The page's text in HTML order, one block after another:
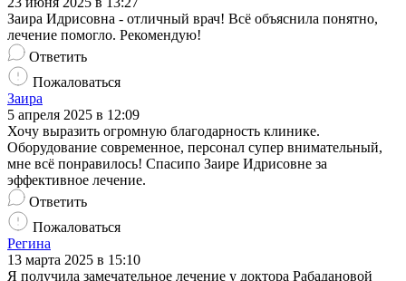
Заира Идрисовна - отличный врач! Всё объяснила понятно,
лечение помогло. Рекомендую!
Ответить
Пожаловаться
Заира
5 апреля 2025 в 12:09
Хочу выразить огромную благодарность клинике.
Оборудование современное, персонал супер внимательный,
мне всё понравилось! Спасипо Заире Идрисовне за
эффективное лечение.
Ответить
Пожаловаться
Регина
13 марта 2025 в 15:10
Я получила замечательное лечение у доктора Рабадановой